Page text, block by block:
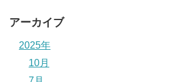
アーカイブ
2025年
10月